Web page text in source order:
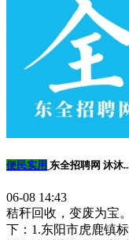
便民实用 东全招聘网 沐沐
06-08 14:43
秸秆回收，变废为宝
下：1.东阳市虎鹿镇